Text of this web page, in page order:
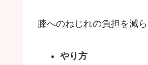
膝へのねじれの負担を減ら
やり方